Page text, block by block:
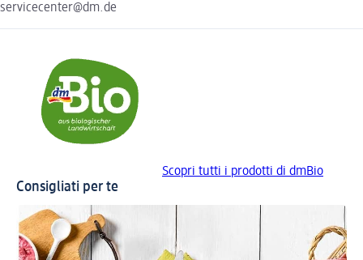
servicecenter@dm.de
Scopri tutti i prodotti di dmBio
Consigliati per te